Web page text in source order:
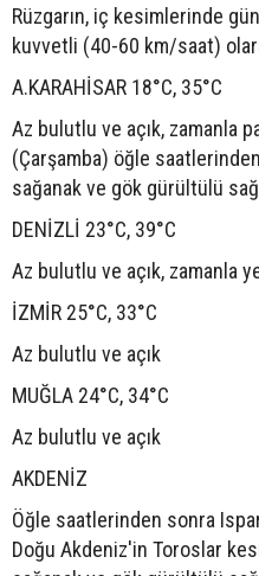
Rüzgarın, iç kesimlerinde
kuvvetli (40-60 km/saat)
A.KARAHİSAR 18°C, 35°C
Az bulutlu ve açık, zamanla
(Çarşamba) öğle
sağanak ve gök gürültülü
DENİZLİ 23°C, 39°C
Az bulutlu ve açık, zamanla
İZMİR 25°C, 33°C
Az bulutlu ve açık
MUĞLA 24°C, 34°C
Az bulutlu ve açık
AKDENİZ
Öğle saatlerinden sonra
Doğu Akdeniz'in Toroslar